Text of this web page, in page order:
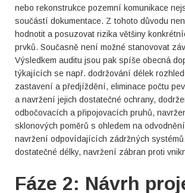
nebo rekonstrukce pozemní komunikace
součástí dokumentace. Z tohoto důvodu
hodnotit a posuzovat rizika většiny
prvků. Současně není možné stanovovat
Výsledkem auditu jsou pak spíše obecná
týkajících se např. dodržování délek
zastavení a předjíždění, eliminace počtu
a navržení jejich dostatečné ochrany,
odbočovacích a připojovacích pruhů,
sklonových poměrů s ohledem na
navržení odpovídajících zádržných
dostatečné délky, navržení zábran proti
Fáze 2: Návrh